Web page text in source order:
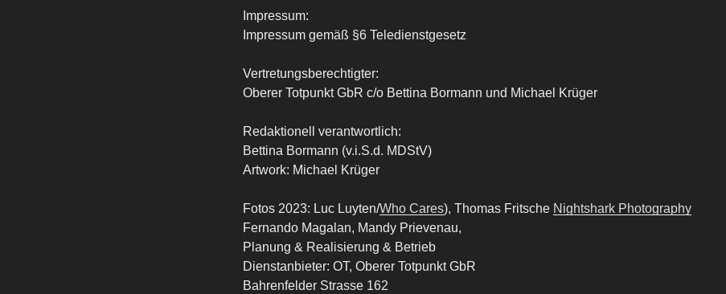
Impressum:
Impressum gemäß §6 Teledienstgesetz
Vertretungsberechtigter:
Oberer Totpunkt GbR c/o Bettina Bormann und Michael Krüger
Redaktionell verantwortlich:
Bettina Bormann (v.i.S.d. MDStV)
Artwork: Michael Krüger
Fotos 2023: Luc Luyten/Who Cares), Thomas Fritsche Nightshark Photography
Fernando Magalan, Mandy Prievenau,
Planung & Realisierung & Betrieb
Dienstanbieter: OT, Oberer Totpunkt GbR
Bahrenfelder Strasse 162